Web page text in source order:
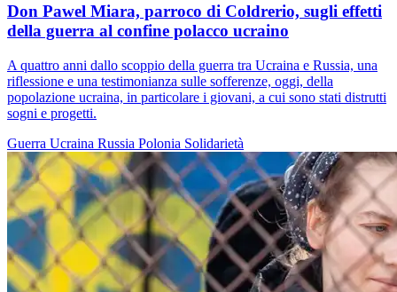
Don Pawel Miara, parroco di Coldrerio, sugli effetti
della guerra al confine polacco ucraino
A quattro anni dallo scoppio della guerra tra Ucraina e Russia, una
riflessione e una testimonianza sulle sofferenze, oggi, della
popolazione ucraina, in particolare i giovani, a cui sono stati distrutti
sogni e progetti.
Guerra Ucraina Russia Polonia Solidarietà